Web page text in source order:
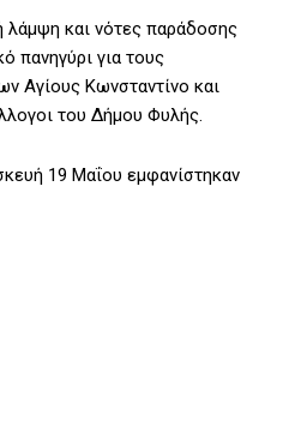
και νότες παράδοσης
πανηγύρι για τους
Αγίους Κωνσταντίνο και
του Δήμου Φυλής.
19 Μαΐου εμφανίστηκαν